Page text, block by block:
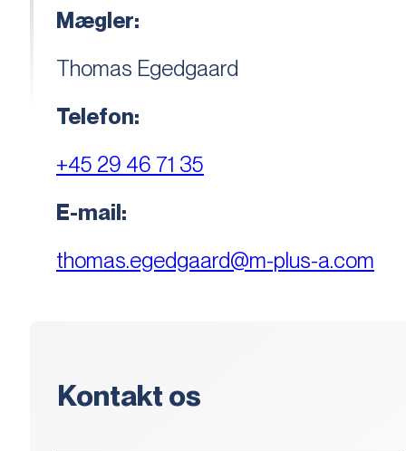
Mægler:
Thomas Egedgaard
Telefon:
+45 29 46 71 35
E-mail:
thomas.egedgaard@m-plus-a.com
Kontakt os